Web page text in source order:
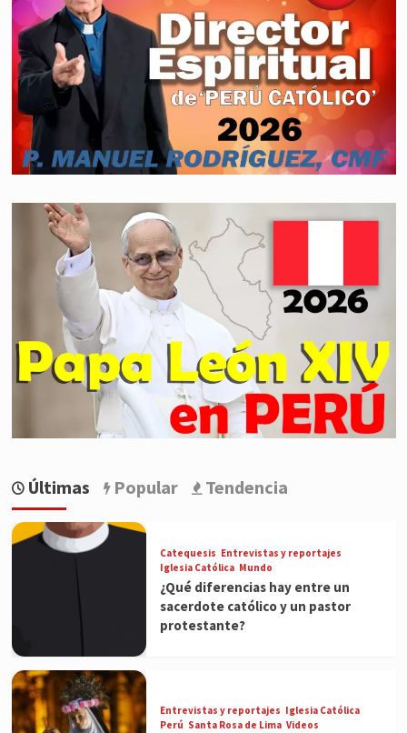
Últimas Popular Tendencia
Catequesis Entrevistas y reportajes
Iglesia Católica Mundo
¿Qué diferencias hay entre un
sacerdote católico y un pastor
protestante?
Entrevistas y reportajes Iglesia Católica
Perú Santa Rosa de Lima Videos